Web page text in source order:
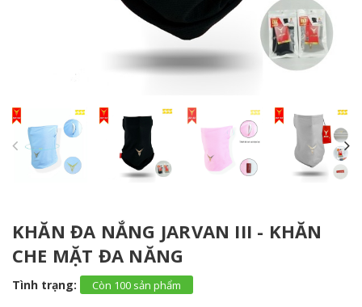
KHĂN ĐA NẮNG JARVAN III - KHĂN
CHE MẶT ĐA NĂNG
Tình trạng: Còn 100 sản phẩm